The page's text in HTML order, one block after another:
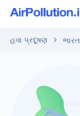
હવા પ્રદૂષણ ભારત